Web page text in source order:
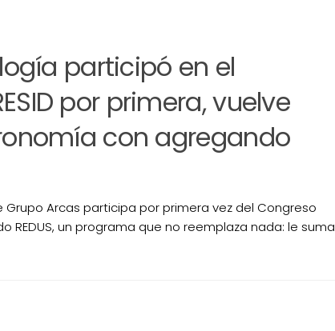
participó en el
por primera, vuelve
con agregando
Arcas participa por primera vez del Congreso
REDUS, un programa que no reemplaza nada: le suma